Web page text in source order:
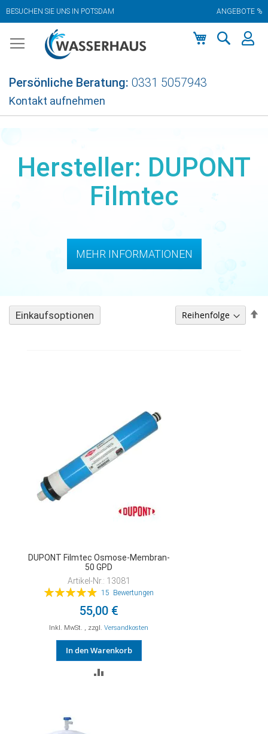
BESUCHEN SIE UNS IN POTSDAM ANGEBOTE %
Inhalt
Persönliche Beratung: 0331 5057943
Kontakt aufnehmen
Hersteller: DUPONT
Filmtec
MEHR INFORMATIONEN
DUPONT Filmtec Osmose-Membran-
50 GPD
Artikel-Nr.: 13081
Bewertung:
15 Bewertungen
55,00 €
Inkl. MwSt. , zzgl. Versandkosten
In den Warenkorb
Einkaufsoptionen